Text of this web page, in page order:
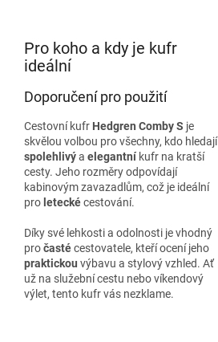
Pro koho a kdy je kufr
ideální
Doporučení pro použití
Cestovní kufr Hedgren Comby S je
skvělou volbou pro všechny, kdo hledají
spolehlivýa elegantní kufr na kratší
cesty. Jeho rozměry odpovídají
kabinovým zavazadlům, což je ideální
pro leteckécestování.
Díky své lehkosti a odolnosti je vhodný
pročastécestovatele, kteří ocení jeho
praktickou výbavu a stylový vzhled. Ať
už na služební cestu nebo víkendový
výlet, tento kufr vás nezklame.